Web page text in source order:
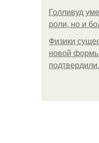
Голливуд
роли, но и
Физики
новой
подтвердили.